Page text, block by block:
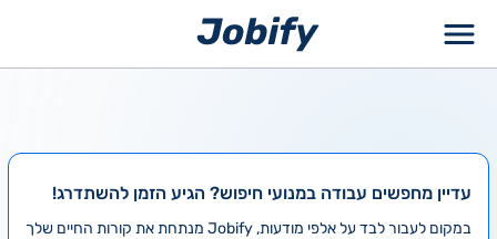
עדיין מחפשים עבודה במנועי חיפוש? הגיע הזמן להשתדרג!
במקום לעבור לבד על אלפי מודעות, Jobify מנתחת את קורות החיים שלך